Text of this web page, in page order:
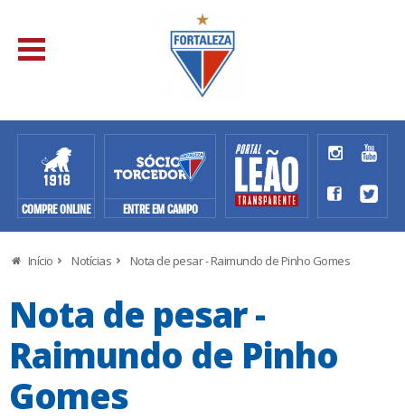
COMPRE ONLINE ENTRE EM CAMPO
Início Notícias Nota de pesar - Raimundo de Pinho Gomes
Nota de pesar -
Raimundo de Pinho
Gomes